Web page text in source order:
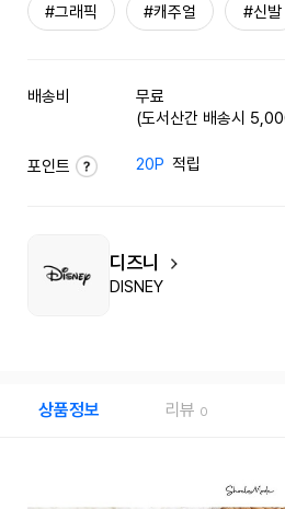
#그래픽 #캐주얼 #신발
배송비
무료
(도서산간 배송시
포인트 20P 적립
디즈니
DISNEY
상품정보 리뷰 0